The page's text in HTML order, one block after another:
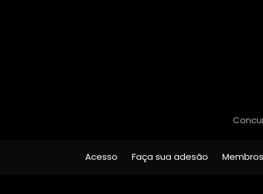
Acesso Faça sua adesão Membros